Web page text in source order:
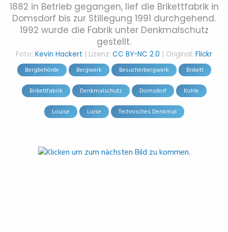
1882 in Betrieb gegangen, lief die Brikettfabrik in
Domsdorf bis zur Stillegung 1991 durchgehend.
1992 wurde die Fabrik unter Denkmalschutz
gestellt.
Foto: Kevin Hackert | Lizenz: CC BY-NC 2.0 | Original: Flickr
Bergbehörde Bergwerk Besucherbergwerk Brikett
Brikettfabrik Denkmalschutz Domsdorf Kohle
Louise Luise Technisches Denkmal